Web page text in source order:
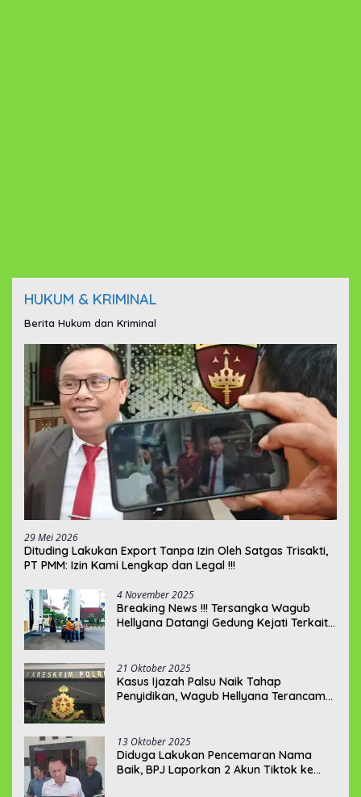
HUKUM & KRIMINAL
Berita Hukum dan Kriminal
29 Mei 2026
‎Dituding Lakukan Export Tanpa Izin Oleh Satgas Trisakti,
PT PMM: Izin Kami Lengkap dan Legal !!!
4 November 2025
Breaking News !!! Tersangka Wagub
Hellyana Datangi Gedung Kejati Terkait
21 Oktober 2025
Kasus Ijazah Palsu Naik Tahap
Penyidikan, Wagub Hellyana Terancam
13 Oktober 2025
Diduga Lakukan Pencemaran Nama
Baik, BPJ Laporkan 2 Akun Tiktok ke